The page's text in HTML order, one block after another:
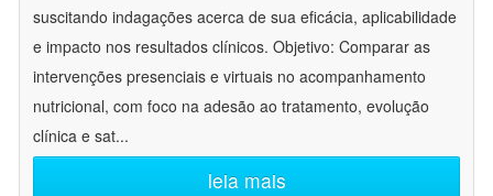
suscitando indagações acerca de sua eficácia, aplicabilidade
e impacto nos resultados clínicos. Objetivo: Comparar as
intervenções presenciais e virtuais no acompanhamento
nutricional, com foco na adesão ao tratamento, evolução
clínica e sat...
leia mais